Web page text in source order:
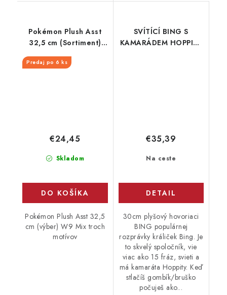
Pokémon Plush Asst
32,5 cm (Sortiment)
W12
Predaj po 6 ks
Skladom
€24,45
DO KOŠÍKA
Pokémon Plush Asst 32,5
cm (výber) W9 Mix troch
motívov
SVÍTÍCÍ BING S
KAMARÁDEM HOPPITY
Na ceste
€35,39
DETAIL
30cm plyšový hovoriaci
BING populárnej
rozprávky králiček Bing. Je
to skvelý spoločník, vie
viac ako 15 fráz, svieti a
má kamaráta Hoppity. Keď
stlačíš gombík/bruško
počuješ ako...